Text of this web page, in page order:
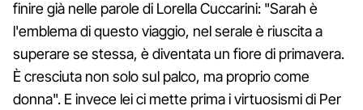
finire già nelle parole di Lorella Cuccarini: "Sarah è
l'emblema di questo viaggio, nel serale è riuscita a
superare se stessa, è diventata un fiore di primavera.
È cresciuta non solo sul palco, ma proprio come
donna". E invece lei ci mette prima i virtuosismi di Per